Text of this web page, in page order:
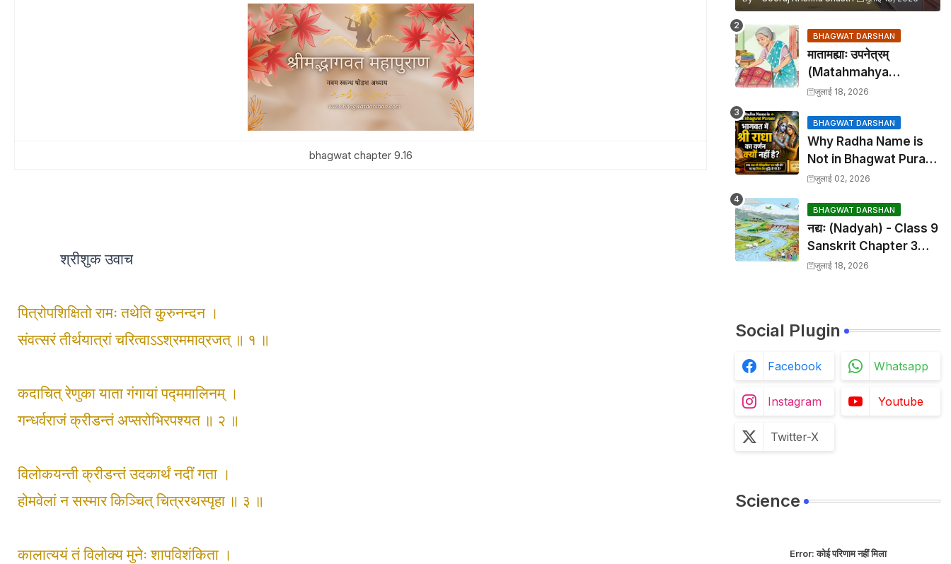
bhagwat chapter 9.16
श्रीशुक उवाच
पित्रोपशिक्षितो रामः तथेति कुरुनन्दन ।
संवत्सरं तीर्थयात्रां चरित्वाऽऽश्रममाव्रजत् ॥ १ ॥
कदाचित् रेणुका याता गंगायां पद्ममालिनम् ।
गन्धर्वराजं क्रीडन्तं अप्सरोभिरपश्यत ॥ २ ॥
विलोकयन्ती क्रीडन्तं उदकार्थं नदीं गता ।
होमवेलां न सस्मार किञ्चित् चित्ररथस्पृहा ॥ ३ ॥
कालात्ययं तं विलोक्य मुनेः शापविशंकिता ।
BHAGWAT DARSHAN
मातामह्याः उपनेत्रम्
(Matahmahya
Upanetram) - Class 9
Translation &
Solutions
जुलाई 18, 2026
BHAGWAT DARSHAN
Why Radha Name is
Not in Bhagwat Puran:
भागवत में श्री राधा का वर्णन क्यों
जुलाई 02, 2026
BHAGWAT DARSHAN
नद्यः (Nadyah) - Class 9
Sanskrit Chapter 3
Translation &
जुलाई 18, 2026
Social Plugin
Facebook Whatsapp
Instagram Youtube
Twitter-X
Science
Error:कोई परिणाम नहीं मिला